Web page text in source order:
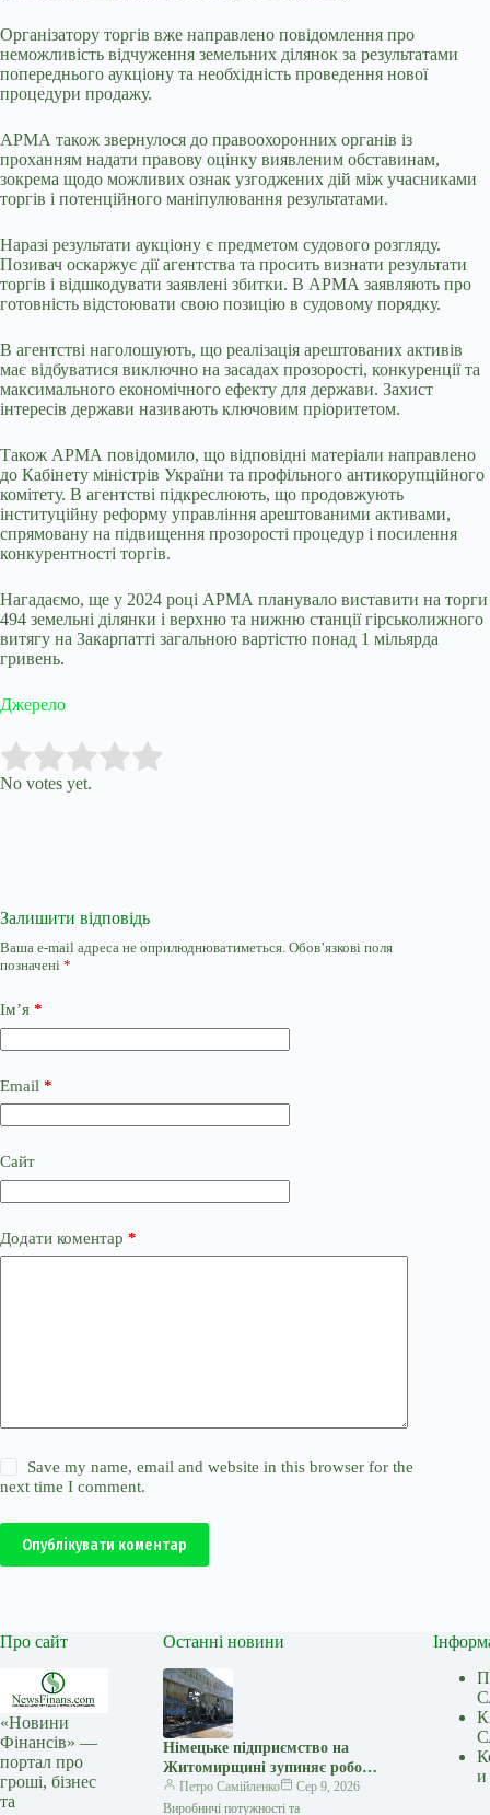
Організатору торгів вже направлено повідомлення про
неможливість відчуження земельних ділянок за результатами
попереднього аукціону та необхідність проведення нової
процедури продажу.
АРМА також звернулося до правоохоронних органів із
проханням надати правову оцінку виявленим обставинам,
зокрема щодо можливих ознак узгоджених дій між учасниками
торгів і потенційного маніпулювання результатами.
Наразі результати аукціону є предметом судового розгляду.
Позивач оскаржує дії агентства та просить визнати результати
торгів і відшкодувати заявлені збитки. В АРМА заявляють про
готовність відстоювати свою позицію в судовому порядку.
В агентстві наголошують, що реалізація арештованих активів
має відбуватися виключно на засадах прозорості, конкуренції та
максимального економічного ефекту для держави. Захист
інтересів держави називають ключовим пріоритетом.
Також АРМА повідомило, що відповідні матеріали направлено
до Кабінету міністрів України та профільного антикорупційного
комітету. В агентстві підкреслюють, що продовжують
інституційну реформу управління арештованими активами,
спрямовану на підвищення прозорості процедур і посилення
конкурентності торгів.
Нагадаємо, ще у 2024 році АРМА планувало виставити на торги
494 земельні ділянки і верхню та нижню станції гірськолижного
витягу на Закарпатті загальною вартістю понад 1 мільярда
гривень.
Джерело
Rate this item:
No votes yet.
Залишити відповідь
Ваша e-mail адреса не оприлюднюватиметься. Обов’язкові поля
позначені *
Ім’я *
Email *
Сайт
Додати коментар *
Save my name, email and website in this browser for the
next time I comment.
Опублікувати коментар
Про сайт
«Новини
Фінансів» —
портал про
гроші, бізнес
та
Останні новини
Німецьке підприємство на
Житомирщині зупиняє роботу
після атаки РФ
Петро Самійленко
Сер 9, 2026
Виробничі потужності та
и